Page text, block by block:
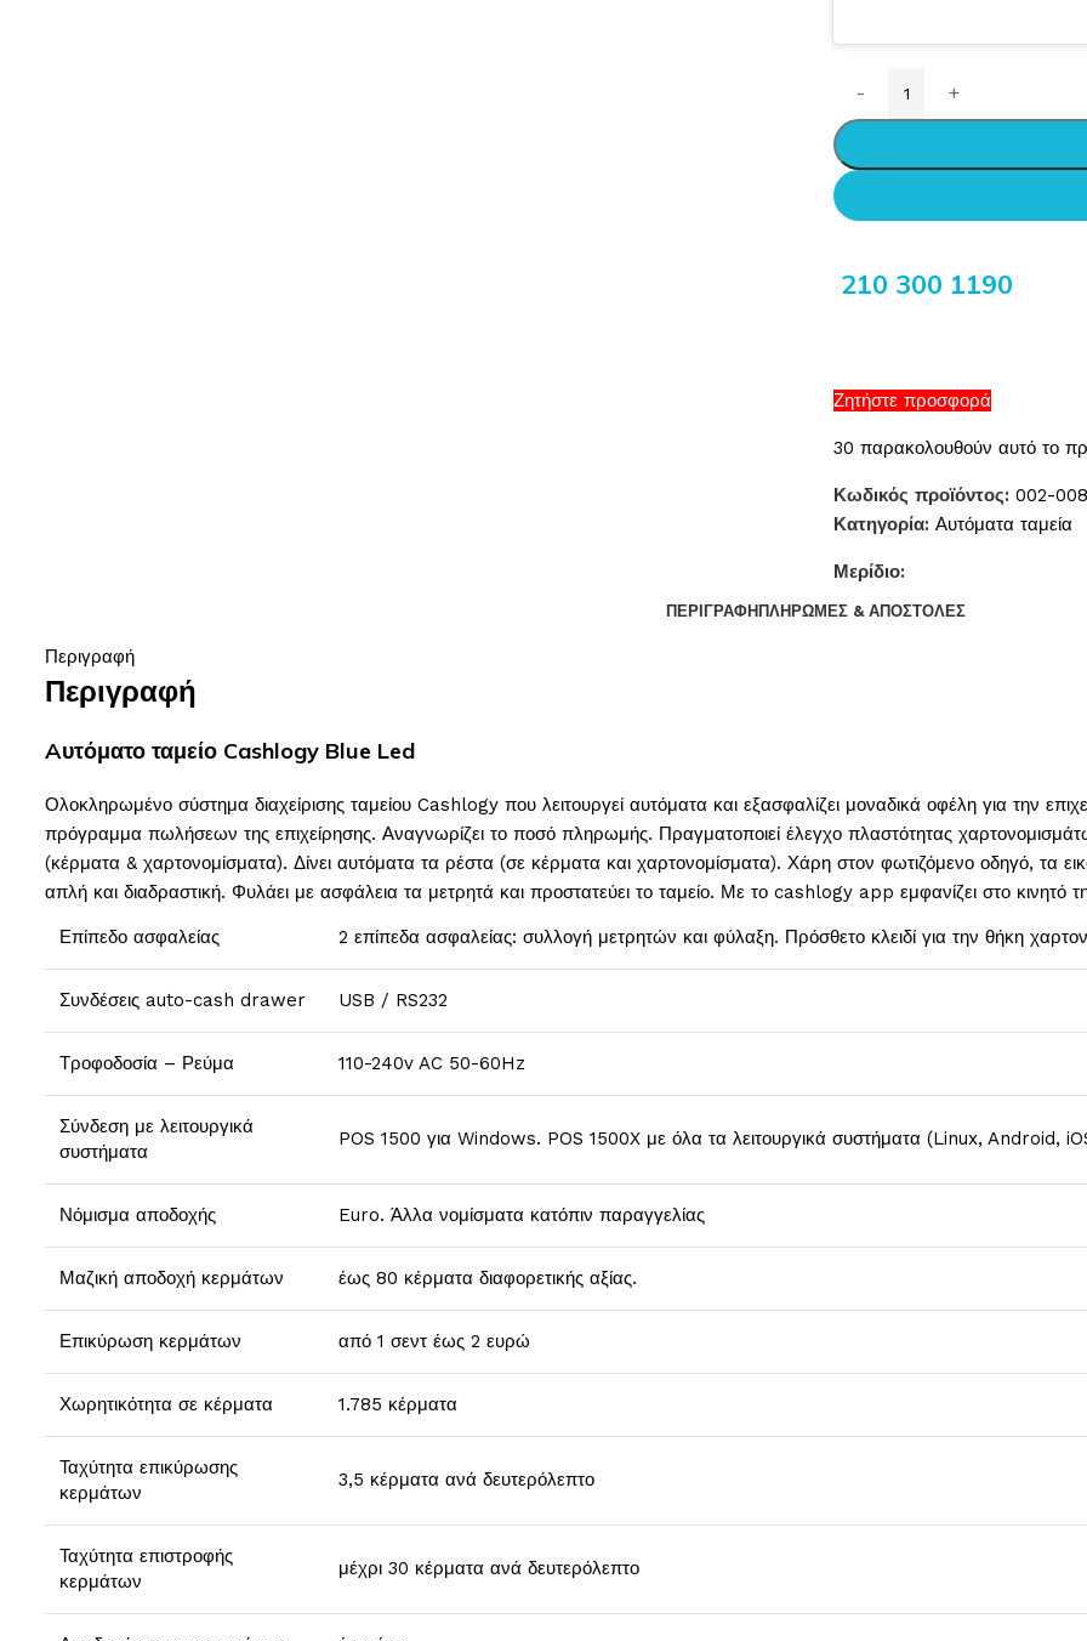
- +
210 300 1190
Ζητήστε προσφορά
30 παρακολουθούν αυτό το
Κωδικός προϊόντος: 002-
Κατηγορία: Αυτόματα ταμεία
Μερίδιο:
ΠΕΡΙΓΡΑΦΉ ΠΛΗΡΩΜΈΣ & ΑΠΟΣΤΟΛΈΣ
Περιγραφή
Περιγραφή
Aυτόματο ταμείο Cashlogy Blue Led
Ολοκληρωμένο σύστημα διαχείρισης ταμείου Cashlogy που λειτουργεί αυτόματα και εξασφαλίζει μοναδικά οφέλη για την
πρόγραμμα πωλήσεων της επιχείρησης. Αναγνωρίζει το ποσό πληρωμής. Πραγματοποιεί έλεγχο πλαστότητας
(κέρματα & χαρτονομίσματα). Δίνει αυτόματα τα ρέστα (σε κέρματα και χαρτονομίσματα). Χάρη στον φωτιζόμενο οδηγό, τα
απλή και διαδραστική. Φυλάει με ασφάλεια τα μετρητά και προστατεύει το ταμείο. Με το cashlogy app εμφανίζει στο κινητό
Επίπεδο ασφαλείας 2 επίπεδα ασφαλείας: συλλογή μετρητών και φύλαξη. Πρόσθετο κλειδί για την θήκη
Συνδέσεις auto-cash drawer USB / RS232
Τροφοδοσία – Ρεύμα 110-240v AC 50-60Hz
Σύνδεση με λειτουργικά
συστήματα
POS 1500 για Windows. POS 1500X με όλα τα λειτουργικά συστήματα (Linux, Android,
Νόμισμα αποδοχής Euro. Άλλα νομίσματα κατόπιν παραγγελίας
Μαζική αποδοχή κερμάτων έως 80 κέρματα διαφορετικής αξίας.
Επικύρωση κερμάτων από 1 σεντ έως 2 ευρώ
Χωρητικότητα σε κέρματα 1.785 κέρματα
Ταχύτητα επικύρωσης
κερμάτων
3,5 κέρματα ανά δευτερόλεπτο
Ταχύτητα επιστροφής
κερμάτων
μέχρι 30 κέρματα ανά δευτερόλεπτο